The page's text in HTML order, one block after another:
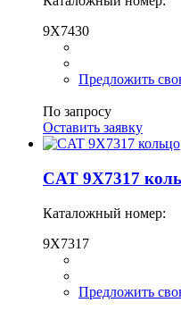
9X7430
Предложить
По запросу
Оставить заявку
CAT 9X7317
Каталожный номер:
9X7317
Предложить